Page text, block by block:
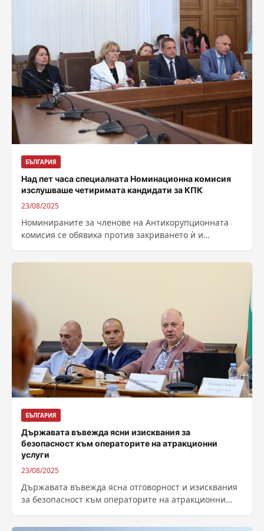
БЪЛГАРИЯ
Над пет часа специалната Номинационна комисия
изслушваше четиримата кандидати за КПК
23/08/2025
Номинираните за членове на Антикорупционната
комисия се обявиха против закриването ѝ и
БЪЛГАРИЯ
Държавата въвежда ясни изисквания за
безопасност към операторите на атракционни
услуги
23/08/2025
Държавата въвежда ясна отговорност и изисквания
за безопасност към операторите на атракционни
министерството на...